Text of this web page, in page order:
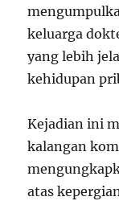
keluarga
yang lebih
kehidupan
Kejadian ini
kalangan
atas